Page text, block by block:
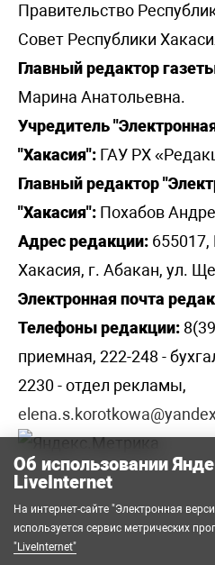
Правительство
Совет Республики
Главный редактор
Марина Анатольевна.
Учредитель
"Хакасия": ГАУ РХ
Главный редактор
"Хакасия": Похабов
Адрес редакции: 655017,
Хакасия, г. Абакан, ул.
Электронная почта
Телефоны редакции:
приемная, 222-248 -
2230 - отдел рекламы,
Об использовании
LiveInternet
На интернет-сайте "Электронная
используется сервис метрических
"LiveInternet"